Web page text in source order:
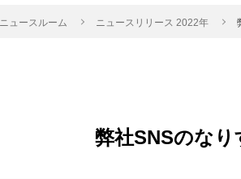
ニュースルーム ニュースリリース 2022年
弊社SNSのな